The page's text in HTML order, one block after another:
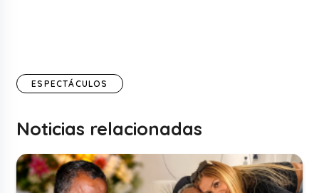
ESPECTÁCULOS
Noticias relacionadas